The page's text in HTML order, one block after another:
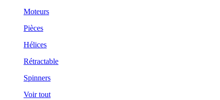
Moteurs
Pièces
Hélices
Rétractable
Spinners
Voir tout